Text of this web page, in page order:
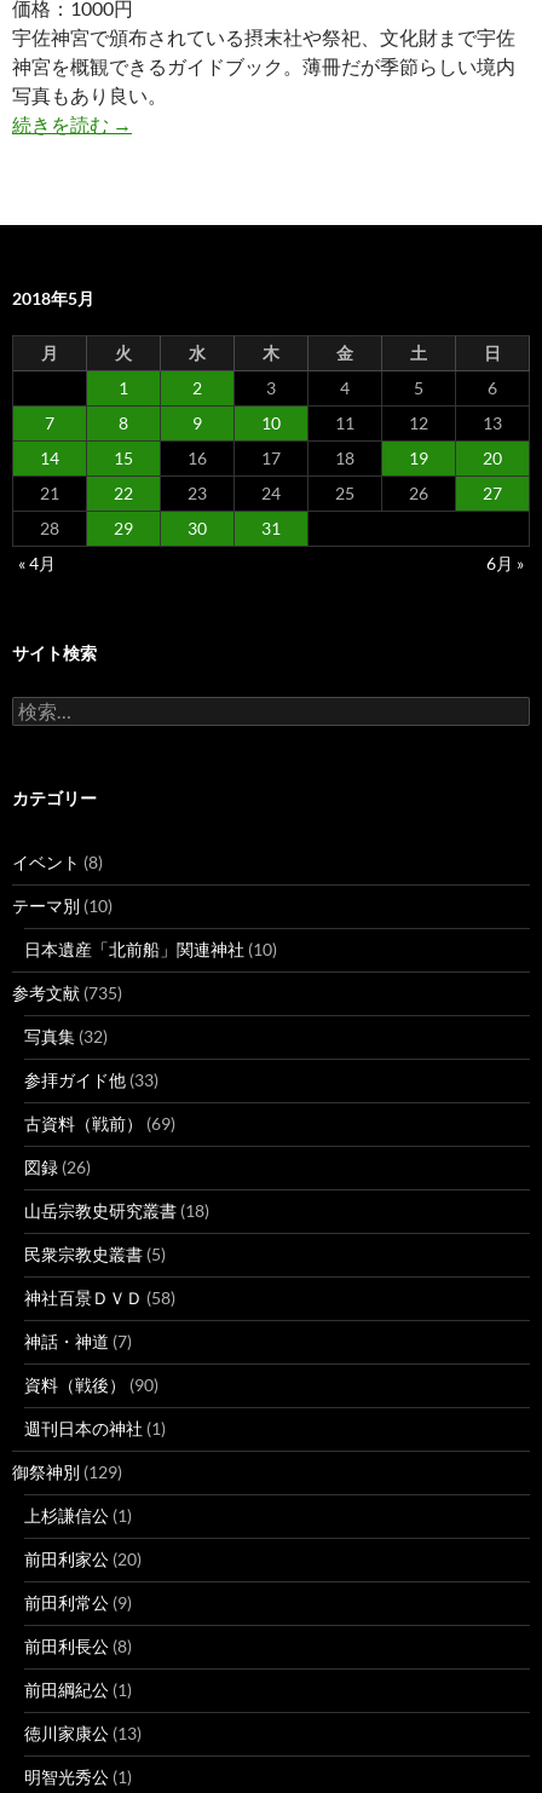
価格：1000円
宇佐神宮で頒布されている摂末社や祭祀、文化財まで宇佐
神宮を概観できるガイドブック。薄冊だが季節らしい境内
写真もあり良い。
続きを読む 宇佐神宮
→
2018年5月
月 火 水 木 金 土
日
1
2 3 4 5
6
7
8 9 10 11 12
13
14
15 16 17 18 19
20
21
22 23 24 25 26
27
28
29 30
31
« 4月
6月 »
サイト検索
検
索:
カテゴリー
イベント (8)
テーマ別 (10)
日本遺産「北前船」関連神社 (10)
参考文献 (735)
写真集 (32)
参拝ガイド他 (33)
古資料（戦前） (69)
図録 (26)
山岳宗教史研究叢書 (18)
民衆宗教史叢書 (5)
神社百景ＤＶＤ (58)
神話・神道 (7)
資料（戦後） (90)
週刊日本の神社 (1)
御祭神別 (129)
上杉謙信公 (1)
前田利家公 (20)
前田利常公 (9)
前田利長公 (8)
前田綱紀公 (1)
徳川家康公 (13)
明智光秀公 (1)